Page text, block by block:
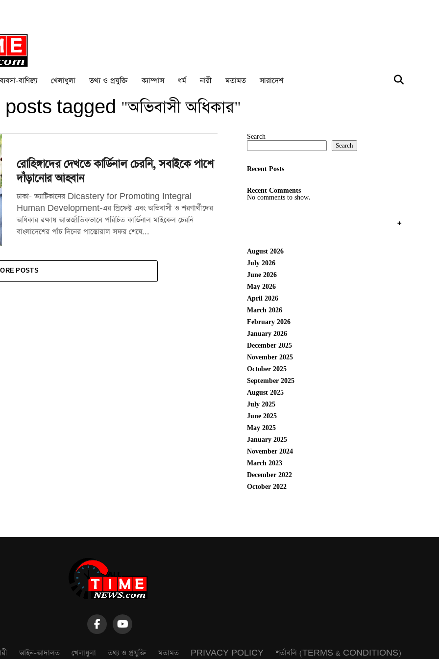
বাণিজ্য খেলাধুলা তথ্য ও প্রযুক্তি ক্যাম্পাস ধর্ম নারী মতামত সারাদেশ
tagged "অভিবাসী অধিকার"
রোহিঙ্গাদের দেখতে কার্ডিনাল চেরনি, সবাইকে পাশে
দাঁড়ানোর আহবান
ঢাকা- ভ্যাটিকানের Dicastery for Promoting Integral
Human Development-এর প্রিফেক্ট এবং অভিবাসী ও শরণার্থীদের
অধিকার রক্ষায় আন্তর্জাতিকভাবে পরিচিত কার্ডিনাল মাইকেল চেরনি
বাংলাদেশের পাঁচ দিনের পাস্তোরাল সফর শেষে...
POSTS
Search
Search
Recent Posts
Recent Comments
No comments to show.
+
August 2026
July 2026
June 2026
May 2026
April 2026
March 2026
February 2026
January 2026
December 2025
November 2025
October 2025
September 2025
August 2025
July 2025
June 2025
May 2025
January 2025
November 2024
March 2023
December 2022
October 2022
আইন-আদালত খেলাধুলা তথ্য ও প্রযুক্তি মতামত PRIVACY POLICY শর্তাবলি (TERMS & CONDITIONS)